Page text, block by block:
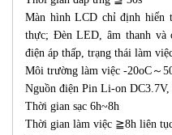
Màn hình LCD chỉ định hiển
thực; Đèn LED, âm thanh và
điện áp thấp, trạng thái làm
Môi trường làm việc -20oC～
Nguồn điện Pin Li-on
Thời gian sạc 6h~8h
Thời gian làm việc ≧8h liên